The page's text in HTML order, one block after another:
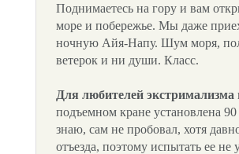
Поднимаетесь на гору и вам
море и побережье. Мы даже
ночную Айя-Напу. Шум моря,
ветерок и ни души. Класс.
Для любителей экстримализма
подъемном кране установлена
знаю, сам не пробовал, хотя
отъезда, поэтому испытать ее